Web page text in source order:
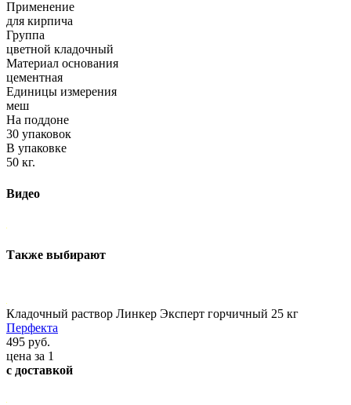
Применение
для кирпича
Группа
цветной кладочный
Материал основания
цементная
Единицы измерения
меш
На поддоне
30 упаковок
В упаковке
50 кг.
Видео
Также выбирают
Кладочный раствор Линкер Эксперт горчичный 25 кг
Перфекта
495 руб.
цена за 1
с доставкой